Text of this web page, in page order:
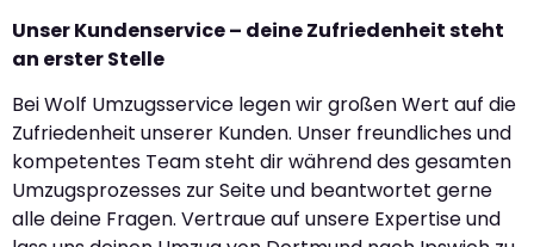
Unser Kundenservice – deine Zufriedenheit steht
an erster Stelle
Bei Wolf Umzugsservice legen wir großen Wert auf die
Zufriedenheit unserer Kunden. Unser freundliches und
kompetentes Team steht dir während des gesamten
Umzugsprozesses zur Seite und beantwortet gerne
alle deine Fragen. Vertraue auf unsere Expertise und